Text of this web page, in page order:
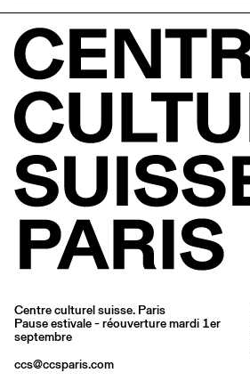
Centre culturel suisse. Paris
Pause estivale - réouverture mardi 1er
septembre
ccs@ccsparis.com